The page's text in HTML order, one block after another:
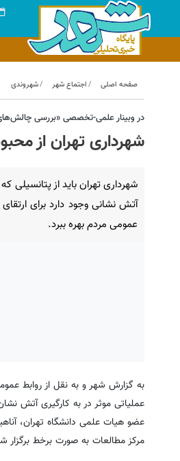
صفحه اصلی اجتماع شهر شهروندی
در وبینار علمی-تخصصی «بررسی
شهرداری تهران از
شهرداری تهران باید از پتانسیلی
آتش نشانی وجود دارد برای
عمومی مردم بهره ببرد.
به گزارش شهر و به نقل از روابط
عملیاتی موثر در به کارگیری آتش
عضو هیات علمی دانشگاه تهران،
مرکز مطالعات به صورت برخط برگزار